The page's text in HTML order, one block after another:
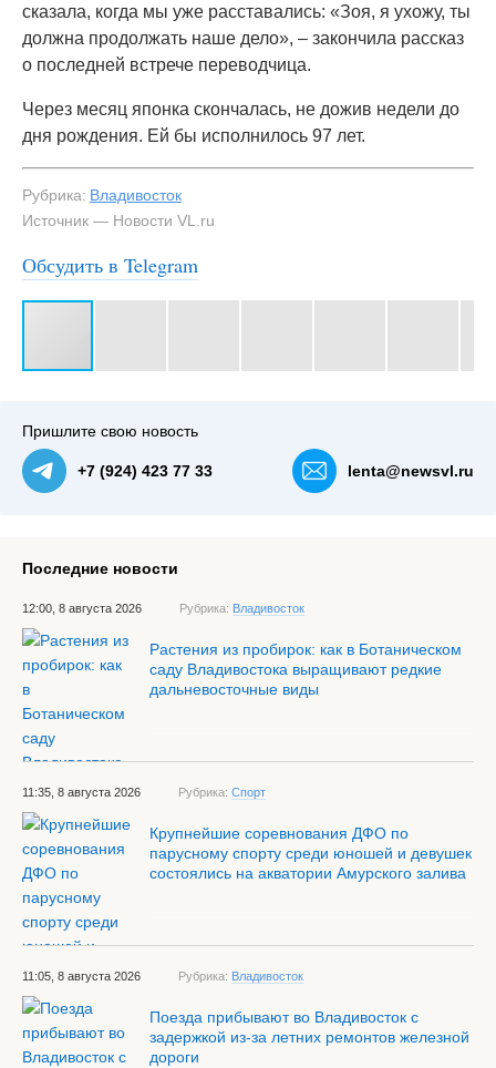
сказала, когда мы уже расставались: «Зоя, я ухожу, ты
должна продолжать наше дело», – закончила рассказ
о последней встрече переводчица.
Через месяц японка скончалась, не дожив недели до
дня рождения. Ей бы исполнилось 97 лет.
Рубрика: Владивосток
Источник — Новости VL.ru
Обсудить в Telegram
Пришлите свою новость
+7 (924) 423 77 33 lenta@newsvl.ru
Последние новости
12:00, 8 августа 2026 Рубрика: Владивосток
Растения из пробирок: как в Ботаническом
саду Владивостока выращивают редкие
дальневосточные виды
11:35, 8 августа 2026 Рубрика: Спорт
Крупнейшие соревнования ДФО по
парусному спорту среди юношей и девушек
состоялись на акватории Амурского залива
11:05, 8 августа 2026 Рубрика: Владивосток
Поезда прибывают во Владивосток с
задержкой из-за летних ремонтов железной
дороги